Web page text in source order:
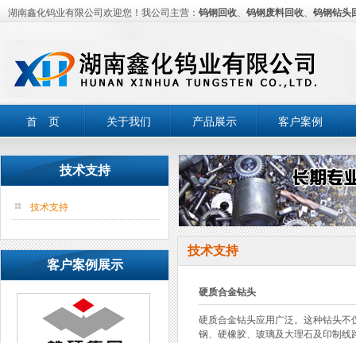
湖南鑫化钨业有限公司欢迎您！我公司主营： 钨钢回收、 钨钢废料回收、 钨钢钻头
首 页 关于我们 产品展示 客户案例
技术支持
技术支持
客户案例展示
技术支持
硬质合金钻头
硬质合金钻头应用广泛。这种钻头
钢、硬橡胶、玻璃及大理石及印制